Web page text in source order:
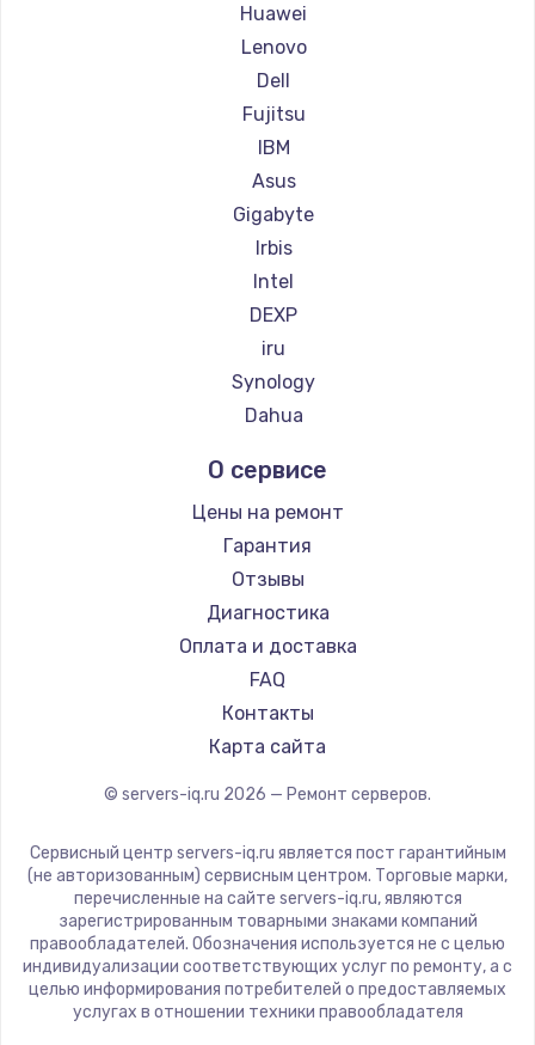
Замена сенсорного датчика
1300 руб.
Заказать
Замена сигнальной лампы
1200 руб.
Заказать
Замена системной платы
Заказать
2500 руб.
Заказать
Замена электроконфорки
Заказать
Техобслуживание
1300 руб.
Заказать
Прошивка
1400 руб.
Huawei
Lenovo
Dell
Fujitsu
IBM
Asus
Gigabyte
Irbis
Intel
DEXP
iru
Synology
Dahua
О сервисе
Цены на ремонт
Гарантия
Отзывы
Диагностика
Оплата и доставка
FAQ
Контакты
Карта сайта
© servers-iq.ru 2026 — Ремонт серверов.
Сервисный центр servers-iq.ru является пост гарантийным
(не авторизованным) сервисным центром. Торговые марки,
перечисленные на сайте servers-iq.ru, являются
зарегистрированным товарными знаками компаний
правообладателей. Обозначения используется не с целью
индивидуализации соответствующих услуг по ремонту, а с
целью информирования потребителей о предоставляемых
услугах в отношении техники правообладателя